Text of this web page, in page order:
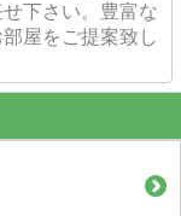
下さい。豊富な
屋をご提案致し